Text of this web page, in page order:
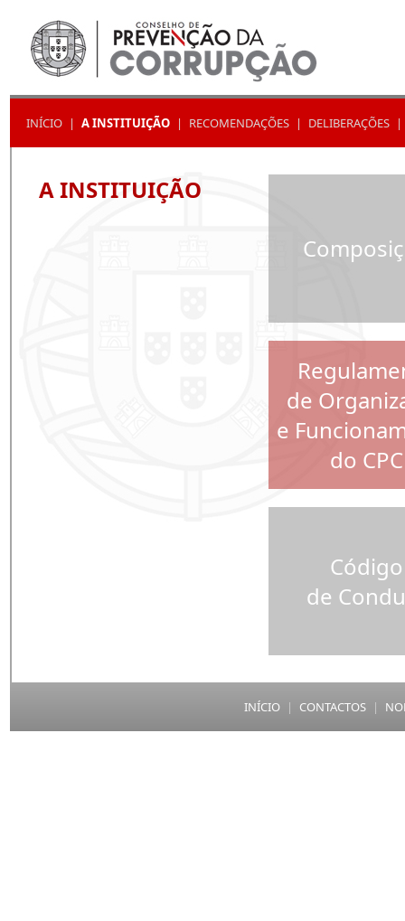
INÍCIO | A INSTITUIÇÃO | RECOMENDAÇÕES | DELIBERAÇÕES |
A INSTITUIÇÃO
de
e
do CPC
Código
de
INÍCIO | CONTACTOS |